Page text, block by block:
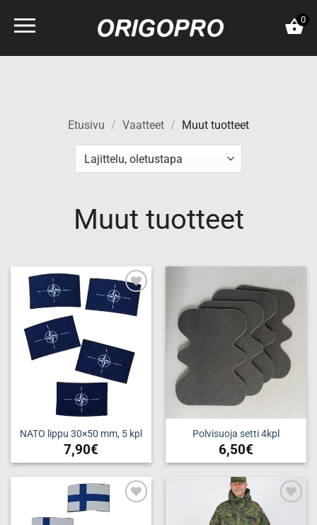
0
Etusivu / Vaatteet / Muut tuotteet
Muut tuotteet
Add to
wishlist
NATO lippu 30×50 mm, 5 kpl
7,90€
Add to
wishlist
Polvisuoja setti 4kpl
6,50€